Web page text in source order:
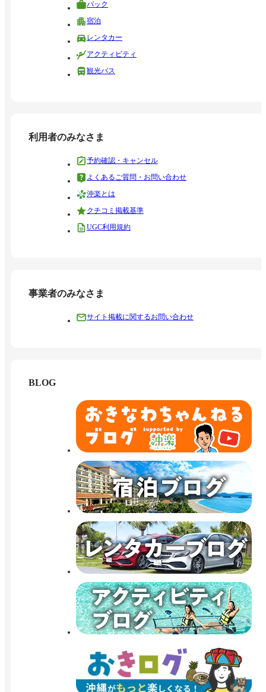
パック
宿泊
レンタカー
アクティビティ
観光バス
利用者のみなさま
予約確認・キャンセル
よくあるご質問・お問い合わせ
沖楽とは
クチコミ掲載基準
UGC利用規約
事業者のみなさま
サイト掲載に関するお問い合わせ
BLOG